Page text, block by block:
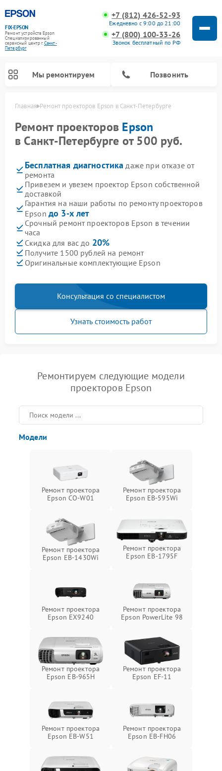
FIX-EPSON
Ремонт устройств Epson
Специализированный
cервисный центр г.Санкт-
Петербург
+7 (812) 426-52-93
Ежедневно с 9:00 до 21:00
+7 (800) 100-33-26
Звонок бесплатный по РФ
Мы ремонтируем Позвонить
Главная Ремонт проекторов Epson в Санкт-Петербурге
Ремонт проекторов Epson
в Санкт-Петербурге от 500 руб.
Бесплатная диагностика даже при отказе от
ремонта
Привезем и увезем проектор Epson собственной
доставкой
Гарантия на наши работы по ремонту проекторов
Epson до 3-х лет
Срочный ремонт проекторов Epson в течении
часа
Скидка для вас до 20%
Получите 1500 рублей на ремонт
Оригинальные комплектующие Epson
Консультация со специалистом
Узнать стоимость работ
Ремонтируем следующие модели
проекторов Epson
Модели
Ремонт проектора
Epson CO-W01
Ремонт проектора
Epson EB-595Wi
Ремонт проектора
Epson EB-1430Wi
Ремонт проектора
Epson EB-1795F
Ремонт проектора
Epson EX9240
Ремонт проектора
Epson PowerLite 98
Ремонт проектора
Epson EB-965H
Ремонт проектора
Epson EF-11
Ремонт проектора
Epson EB-W51
Ремонт проектора
Epson EB-FH06